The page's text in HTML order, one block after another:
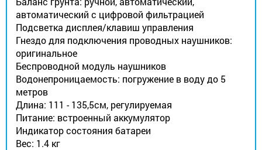
автоматический с цифровой фильтрацией
Подсветка дисплея/клавиш управления
Гнездо для подключения проводных наушников:
оригинальное
Беспроводной модуль наушников
Водонепроницаемость: погружение в воду до 5
метров
Длина: 111 - 135,5см, регулируемая
Питание: встроенный аккумулятор
Индикатор состояния батареи
Вес: 1.4 кг